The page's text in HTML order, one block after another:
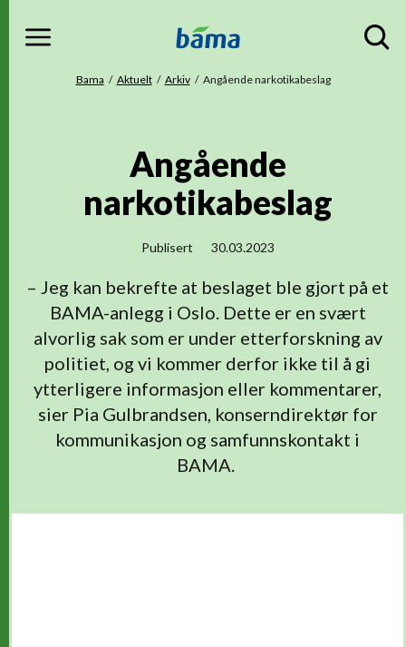
Meny
Du er her
Bama Aktuelt Arkiv Angående narkotikabeslag
Angående
narkotikabeslag
Publisert 30.03.2023
– Jeg kan bekrefte at beslaget ble gjort på et
BAMA-anlegg i Oslo. Dette er en svært
alvorlig sak som er under etterforskning av
politiet, og vi kommer derfor ikke til å gi
ytterligere informasjon eller kommentarer,
sier Pia Gulbrandsen, konserndirektør for
kommunikasjon og samfunnskontakt i
BAMA.